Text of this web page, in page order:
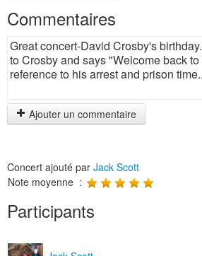
Commentaires
Great concert-David Crosby's
to Crosby and says "Welcome back
reference to his arrest and prison
Ajouter un commentaire
Concert ajouté par Jack Scott
Note moyenne :
Participants